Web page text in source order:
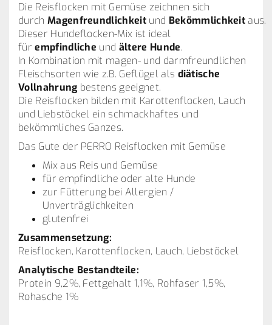
Die Reisflocken mit Gemüse zeichnen sich
durch Magenfreundlichkeit und Bekömmlichkeitaus.
Dieser Hundeflocken-Mix ist ideal
fürempfindliche und ältere Hunde.
In Kombination mit magen- und darmfreundlichen
Fleischsorten wie z.B. Geflügel als diätische
Vollnahrung bestens geeignet.
Die Reisflocken bilden mit Karottenflocken, Lauch
und Liebstöckel ein schmackhaftes und
bekömmliches Ganzes.
Das Gute der PERRO Reisflocken mit Gemüse
Mix aus Reis und Gemüse
für empfindliche oder alte Hunde
zur Fütterung bei Allergien /
Unverträglichkeiten
glutenfrei
Zusammensetzung:
Reisflocken, Karottenflocken, Lauch, Liebstöckel
Analytische Bestandteile:
Protein 9,2%, Fettgehalt 1,1%, Rohfaser 1,5%,
Rohasche 1%